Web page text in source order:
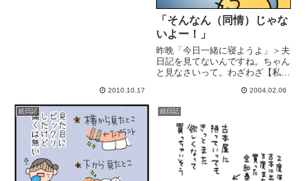
2010.10.17
「そんなん（同情）じゃな
いよー！」
昨晩「今日一緒に寝ようよ」＞夫
日記を見てないんですね。ちゃん
と見なさいって。わざわざ【私
「そんなん（同情）じゃないよ
ー！」＞夫いや、丸分かりですっ
て。ボケっぷりに関しては妻の期
待を裏切らない人である
2004.02.06
絵日記 絵日記